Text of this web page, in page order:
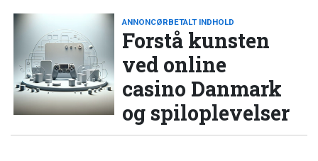
ANNONCØRBETALT INDHOLD
Forstå kunsten
ved online
casino Danmark
og spiloplevelser